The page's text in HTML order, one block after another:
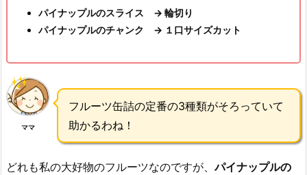
パイナップルのスライス → 輪切り
パイナップルのチャンク → １口サイズカット
ママ
フルーツ缶詰の定番の3種類がそろっていて
助かるわね！
どれも私の大好物のフルーツなのですが、パイナップルの